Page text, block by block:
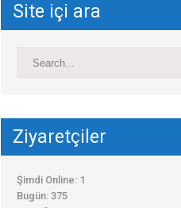
Site içi ara
Ziyaretçiler
Şimdi Online: 1
Bugün: 375